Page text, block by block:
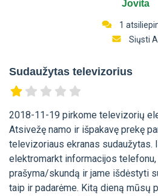
Jovita
1
Siųsti
Sudaužytas televizorius
2018-11-19 pirkome televizorių
Atsivežę namo ir išpakavę prekę
televizoriaus ekranas sudaužytas.
elektromarkt informacijos
prašyma/skundą ir jame išdėstyti
taip ir padarėme. Kitą dieną mūsų